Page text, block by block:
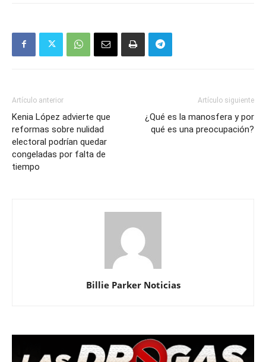
Artículo anterior
Kenia López advierte que
reformas sobre nulidad
electoral podrían quedar
congeladas por falta de
tiempo
Artículo siguiente
¿Qué es la manosfera y por
qué es una preocupación?
Billie Parker Noticias